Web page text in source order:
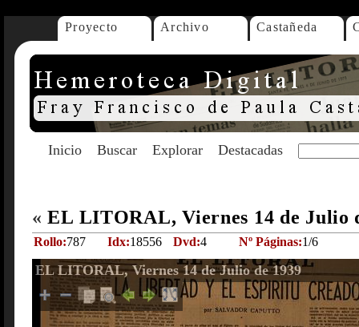
Proyecto Archivo Castañeda
Inicio Buscar Explorar Destacadas
« EL LITORAL, Viernes 14 de Julio
Rollo:787 Idx:18556 Dvd:4 Nº Páginas:1/6
EL LITORAL, Viernes 14 de Julio de 1939